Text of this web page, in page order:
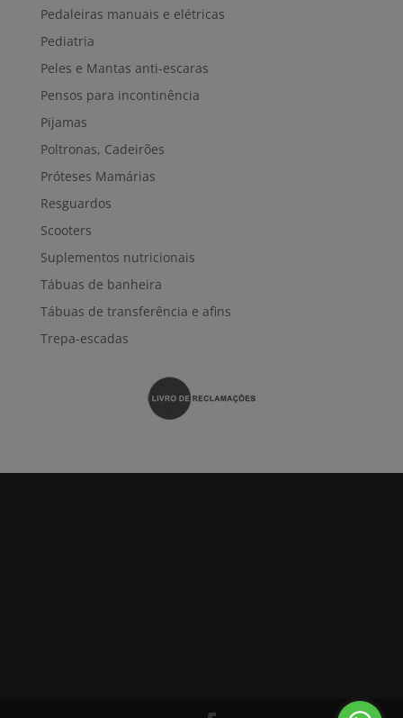
Pedaleiras manuais e elétricas
Pediatria
Peles e Mantas anti-escaras
Pensos para incontinência
Pijamas
Poltronas, Cadeirões
Próteses Mamárias
Resguardos
Scooters
Suplementos nutricionais
Tábuas de banheira
Tábuas de transferência e afins
Trepa-escadas